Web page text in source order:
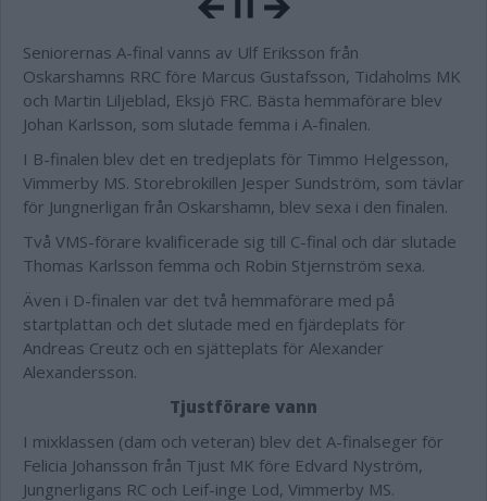
Seniorernas A-final vanns av Ulf Eriksson från
Oskarshamns RRC före Marcus Gustafsson, Tidaholms MK
och Martin Liljeblad, Eksjö FRC. Bästa hemmaförare blev
Johan Karlsson, som slutade femma i A-finalen.
I B-finalen blev det en tredjeplats för Timmo Helgesson,
Vimmerby MS. Storebrokillen Jesper Sundström, som tävlar
för Jungnerligan från Oskarshamn, blev sexa i den finalen.
Två VMS-förare kvalificerade sig till C-final och där slutade
Thomas Karlsson femma och Robin Stjernström sexa.
Även i D-finalen var det två hemmaförare med på
startplattan och det slutade med en fjärdeplats för
Andreas Creutz och en sjätteplats för Alexander
Alexandersson.
Tjustförare vann
I mixklassen (dam och veteran) blev det A-finalseger för
Felicia Johansson från Tjust MK före Edvard Nyström,
Jungnerligans RC och Leif-inge Lod, Vimmerby MS.